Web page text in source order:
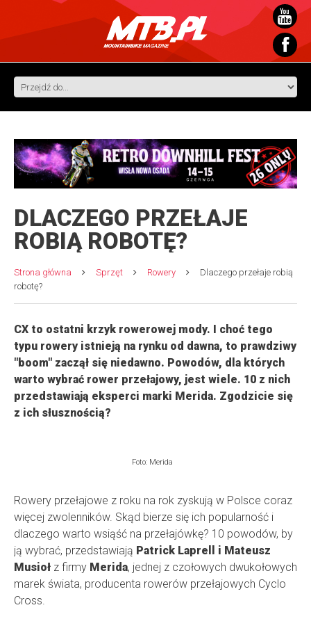
DLACZEGO PRZEŁAJE
ROBIĄ ROBOTĘ?
Strona główna Sprzęt Rowery
Dlaczego przełaje robią
robotę?
CX to ostatni krzyk rowerowej mody. I choć tego
typu rowery istnieją na rynku od dawna, to prawdziwy
"boom" zaczął się niedawno. Powodów, dla których
warto wybrać rower przełajowy, jest wiele. 10 z nich
przedstawiają eksperci marki Merida. Zgodzicie się
z ich słusznością?
Foto: Merida
Rowery przełajowe z roku na rok zyskują w Polsce coraz
więcej zwolenników. Skąd bierze się ich popularność i
dlaczego warto wsiąść na przełajówkę? 10 powodów, by
ją wybrać, przedstawiają Patrick Laprell i Mateusz
Musioł z firmy Merida, jednej z czołowych dwukołowych
marek świata, producenta rowerów przełajowych Cyclo
Cross.